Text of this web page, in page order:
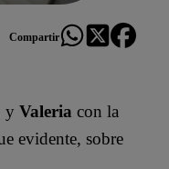
Compartir
y Valeria con la
evidente, sobre